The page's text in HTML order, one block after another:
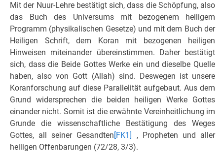
Mit der Nuur-Lehre bestätigt sich, dass die Schöpfung, also
das Buch des Universums mit bezogenem heiligem
Programm (physikalischen Gesetze) und mit dem Buch der
Heiligen Schrift, dem Koran mit bezogenen heiligen
Hinweisen miteinander übereinstimmen. Daher bestätigt
sich, dass die Beide Gottes Werke ein und dieselbe Quelle
haben, also von Gott (Allah) sind. Deswegen ist unsere
Koranforschung auf diese Parallelität aufgebaut. Aus dem
Grund widersprechen die beiden heiligen Werke Gottes
einander nicht. Somit ist die erwähnte Vereinheitlichung im
Grunde die wissenschaftliche Bestätigung des Weges
Gottes, all seiner Gesandten[FK1]
, Propheten und aller
heiligen Offenbarungen (72/28, 3/3).